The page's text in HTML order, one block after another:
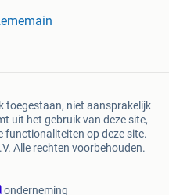
toegestaan, niet aansprakelijk
uit het gebruik van deze site,
op deze site.
Alle rechten voorbehouden.
onderneming